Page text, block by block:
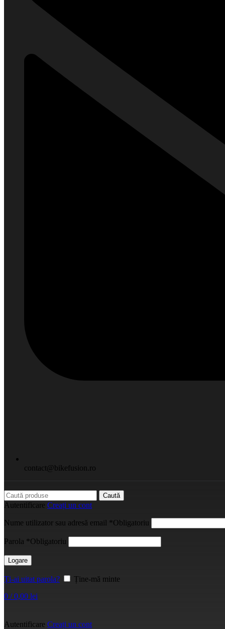
contact@bikefusion.ro
Caută
Autentificare Creați un cont
Nume utilizator sau adresă email *Obligatoriu
Parola *Obligatoriu
Logare
Ți-ai uitat parola?
Ține-mă minte
0 / 0,00 lei
Autentificare Creați un cont